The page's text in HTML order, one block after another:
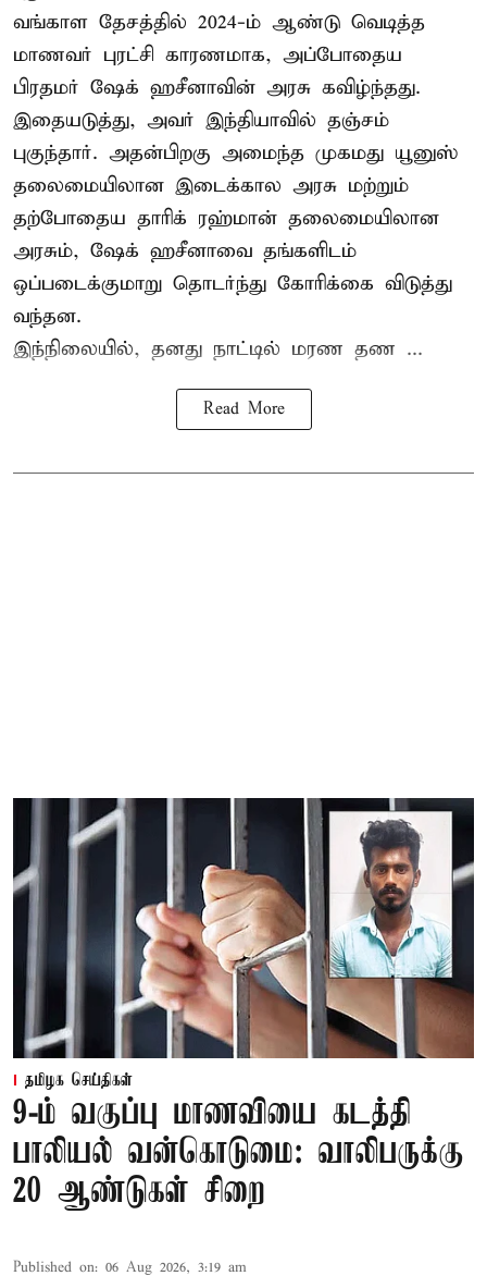
வங்காள தேசத்தில் 2024-ம் ஆண்டு வெடித்த
மாணவர் புரட்சி காரணமாக, அப்போதைய
பிரதமர் ஷேக் ஹசீனாவின் அரசு கவிழ்ந்தது.
இதையடுத்து, அவர் இந்தியாவில் தஞ்சம்
புகுந்தார். அதன்பிறகு அமைந்த முகமது யூனுஸ்
தலைமையிலான இடைக்கால அரசு மற்றும்
தற்போதைய தாரிக் ரஹ்மான் தலைமையிலான
அரசும், ஷேக் ஹசீனாவை தங்களிடம்
ஒப்படைக்குமாறு தொடர்ந்து கோரிக்கை விடுத்து
வந்தன.
இந்நிலையில், தனது நாட்டில் மரண தண ...
Read More
தமிழக செய்திகள்
9-ம் வகுப்பு மாணவியை கடத்தி
பாலியல் வன்கொடுமை: வாலிபருக்கு
20 ஆண்டுகள் சிறை
Published on: 06 Aug 2026, 3:19 am